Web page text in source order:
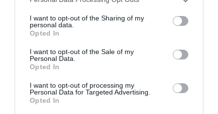
I want to opt-out of the Sharing of my
personal data.
Opted In
I want to opt-out of the Sale of my
Personal Data.
Opted In
I want to opt-out of processing my
Personal Data for Targeted Advertising.
Opted In
AVUI DESTAQUEM
EL NOSTRE
BUTLLETÍ